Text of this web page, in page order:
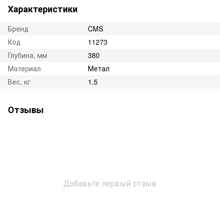
Характеристики
Бренд
CMS
Код
11273
Глубина, мм
380
Материал
Метал
Вес, кг
1.5
Отзывы
Добавьте первый отзыв